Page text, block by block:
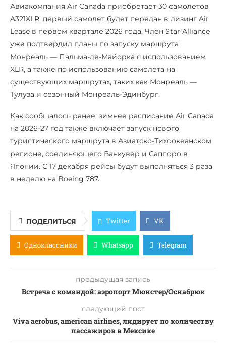
Авиакомпания Air Canada приобретает 30 самолетов
A321XLR, первый самолет будет передан в лизинг Air
Lease в первом квартале 2026 года. Член Star Alliance
уже подтвердил планы по запуску маршрута
Монреаль — Пальма-де-Майорка с использованием
XLR, а также по использованию самолета на
существующих маршрутах, таких как Монреаль —
Тулуза и сезонный Монреаль-Эдинбург.
Как сообщалось ранее, зимнее расписание Air Canada
на 2026-27 год также включает запуск нового
туристического маршрута в Азиатско-Тихоокеанском
регионе, соединяющего Ванкувер и Саппоро в
Японии. С 17 декабря рейсы будут выполняться 3 раза
в неделю на Boeing 787.
ПОДЕЛИТЬСЯ Twitter VK
Одноклассники Whatsapp Telegram
предыдущая запись
Встреча с командой: аэропорт Мюнстер/Оснабрюк
следующий пост
Viva aerobus, american airlines, лидирует по количеству
пассажиров в Мексике